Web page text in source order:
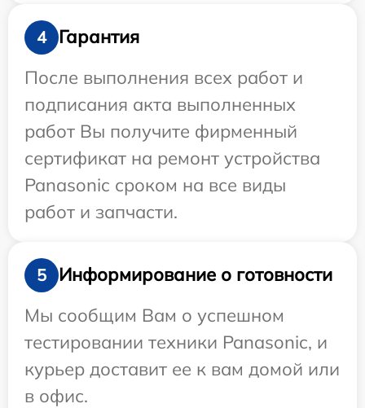
4
Гарантия
После выполнения всех работ и
подписания акта выполненных
работ Вы получите фирменный
сертификат на ремонт устройства
Panasonic сроком на все виды
работ и запчасти.
5
Информирование о готовности
Мы сообщим Вам о успешном
тестировании техники Panasonic, и
курьер доставит ее к вам домой или
в офис.